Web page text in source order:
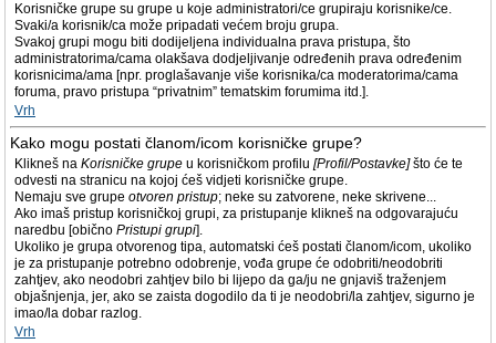
Korisničke grupe su grupe u koje administratori/ce grupiraju korisnike/ce.
Svaki/a korisnik/ca može pripadati većem broju grupa.
Svakoj grupi mogu biti dodijeljena individualna prava pristupa, što
administratorima/cama olakšava dodjeljivanje određenih prava određenim
korisnicima/ama [npr. proglašavanje više korisnika/ca moderatorima/cama
foruma, pravo pristupa “privatnim” tematskim forumima itd.].
Vrh
Kako mogu postati članom/icom korisničke grupe?
Klikneš na Korisničke grupe u korisničkom profilu [Profil/Postavke]što će te
odvesti na stranicu na kojoj ćeš vidjeti korisničke grupe.
Nemaju sve grupe otvoren pristup; neke su zatvorene, neke skrivene...
Ako imaš pristup korisničkoj grupi, za pristupanje klikneš na odgovarajuću
naredbu [obično Pristupi grupi].
Ukoliko je grupa otvorenog tipa, automatski ćeš postati članom/icom, ukoliko
je za pristupanje potrebno odobrenje, vođa grupe će odobriti/neodobriti
zahtjev, ako neodobri zahtjev bilo bi lijepo da ga/ju ne gnjaviš traženjem
objašnjenja, jer, ako se zaista dogodilo da ti je neodobri/la zahtjev, sigurno je
imao/la dobar razlog.
Vrh